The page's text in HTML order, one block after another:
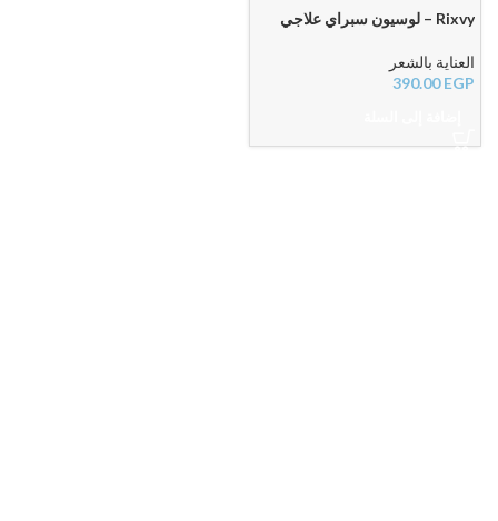
Rixvy – لوسيون سبراي علاجي
التساقط
العناية بالشعر
390.00EGP